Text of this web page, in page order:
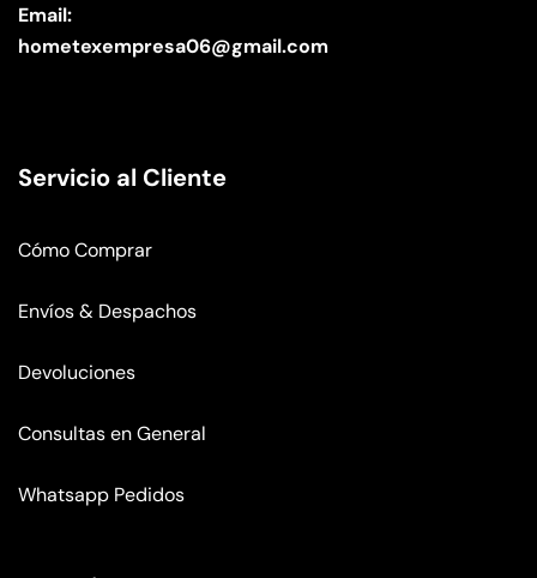
Email:
hometexempresa06@gmail.com
Servicio al Cliente
Cómo Comprar
Envíos & Despachos
Devoluciones
Consultas en General
Whatsapp Pedidos